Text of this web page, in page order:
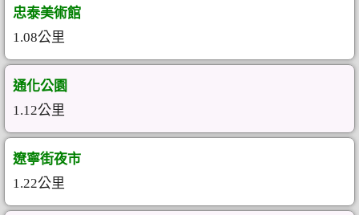
忠泰美術館
1.08公里
通化公園
1.12公里
遼寧街夜市
1.22公里